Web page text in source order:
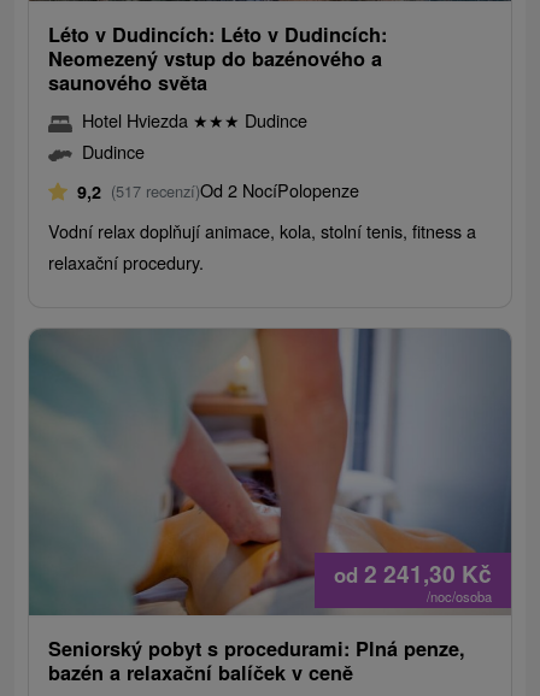
Léto v Dudincích: Léto v Dudincích:
Neomezený vstup do bazénového a
saunového světa
Hotel Hviezda ★★★ Dudince
Dudince
9,2 (517 recenzí)Od 2 NocíPolopenze
Vodní relax doplňují animace, kola, stolní tenis, fitness a
relaxační procedury.
od 2 241,30 Kč
/noc/osoba
Seniorský pobyt s procedurami: Plná penze,
bazén a relaxační balíček v ceně